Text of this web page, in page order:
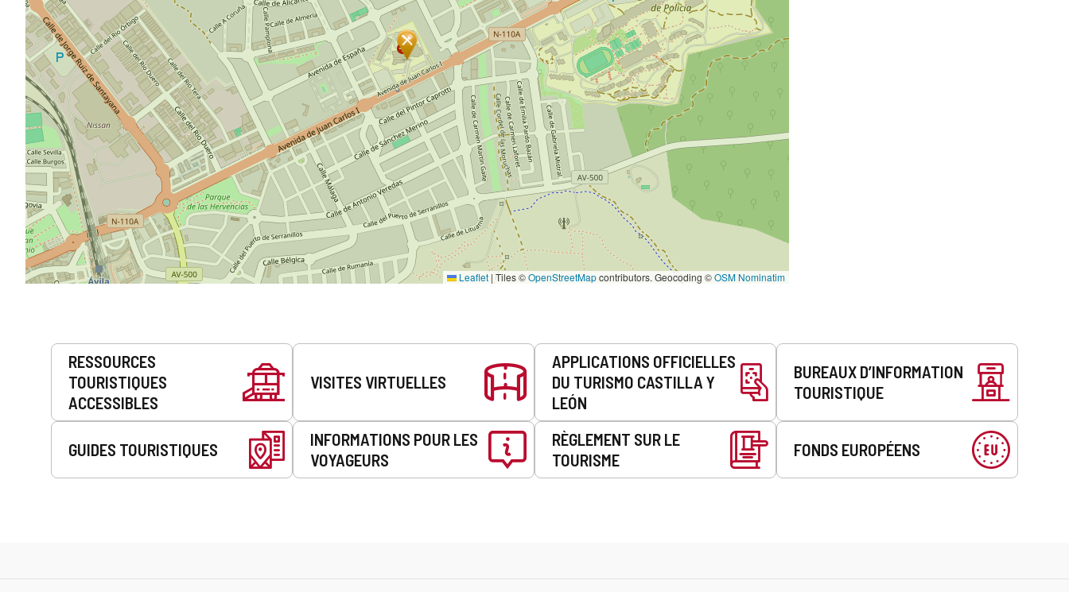
Leaflet |Tiles ©OpenStreetMapcontributors. Geocoding ©OSM Nominatim
Prestations
RESSOURCES
TOURISTIQUES
ACCESSIBLES
VISITES VIRTUELLES
APPLICATIONS OFFICIELLES
DU TURISMO CASTILLA Y
LEÓN
BUREAUX D’INFORMATION
TOURISTIQUE
GUIDES TOURISTIQUES
INFORMATIONS POUR LES
VOYAGEURS
RÈGLEMENT SUR LE
TOURISME
FONDS EUROPÉENS